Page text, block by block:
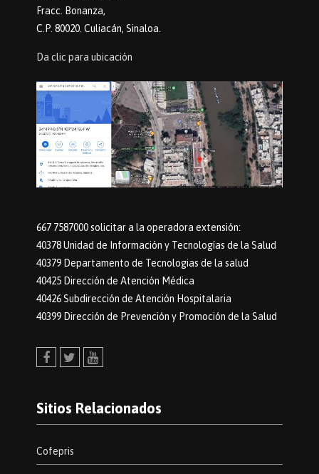
Fracc. Bonanza,
C.P. 80020. Culiacán, Sinaloa.
Da clic para ubicación
667 7587000 solicitar a la operadora extensión:
40378 Unidad de Información y Tecnologías de la Salud
40379 Departamento de Tecnologias de la salud
40425 Dirección de Atención Médica
40426 Subdirección de Atención Hospitalaria
40399 Dirección de Prevención y Promoción de la Salud
Sitios Relacionados
Cofepris